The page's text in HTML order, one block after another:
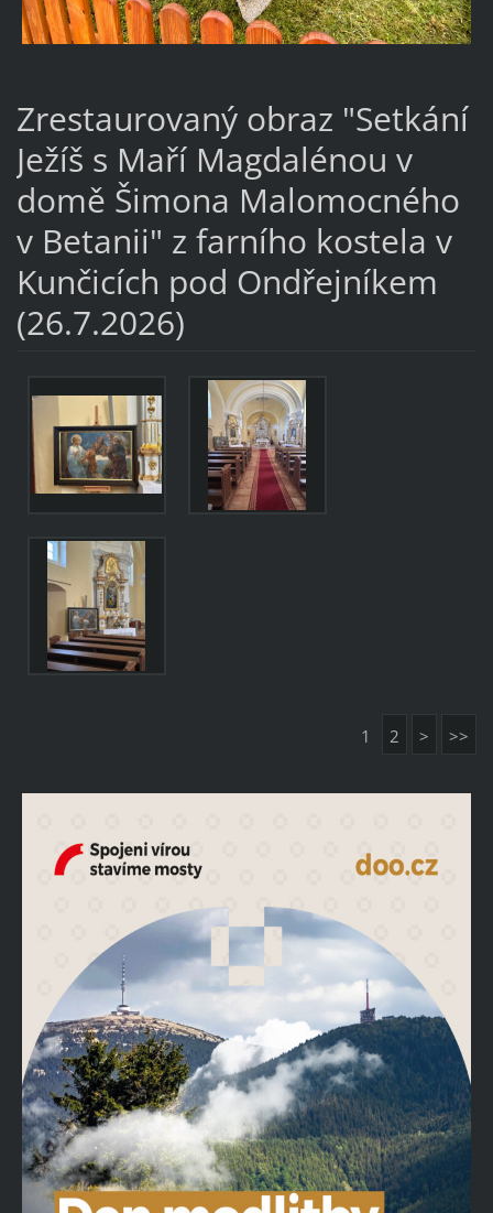
Zrestaurovaný obraz "Setkání
Ježíš s Maří Magdalénou v
domě Šimona Malomocného
v Betanii" z farního kostela v
Kunčicích pod Ondřejníkem
(26.7.2026)
1 2 > >>